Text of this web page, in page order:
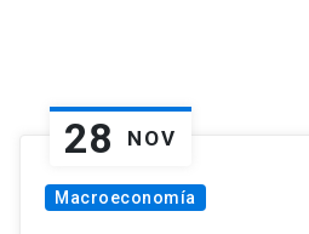
28 NOV
Macroeconomía